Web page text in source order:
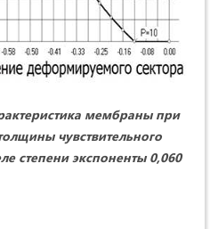
мембраны при
чувствительного
степени экспоненты 0,060